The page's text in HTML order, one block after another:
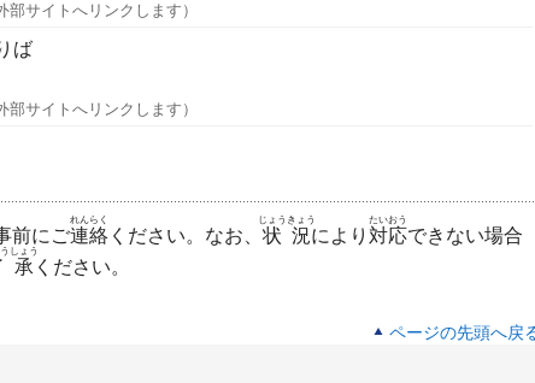
部サイトへリンクします）
ば
部サイトへリンクします）
前にご連絡
れんらく
ください。なお、 状況
じょうきょう
により 対応
たいおう
できない場合
承
しょう
ください。
ページの先頭へ戻